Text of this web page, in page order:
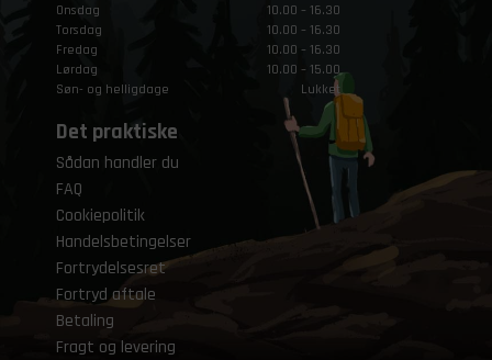
Onsdag
10.00 – 16.30
Torsdag
10.00 – 16.30
Fredag
10.00 – 16.30
Lørdag
10.00 – 15.00
Søn- og helligdage
Lukket
Det praktiske
Sådan handler du
FAQ
Cookiepolitik
Handelsbetingelser
Fortrydelsesret
Fortryd aftale
Betaling
Fragt og levering